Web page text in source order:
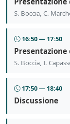
S. Boccia, C.
16:50 — 17:50
S. Boccia, I.
17:50 — 18:40
Discussione